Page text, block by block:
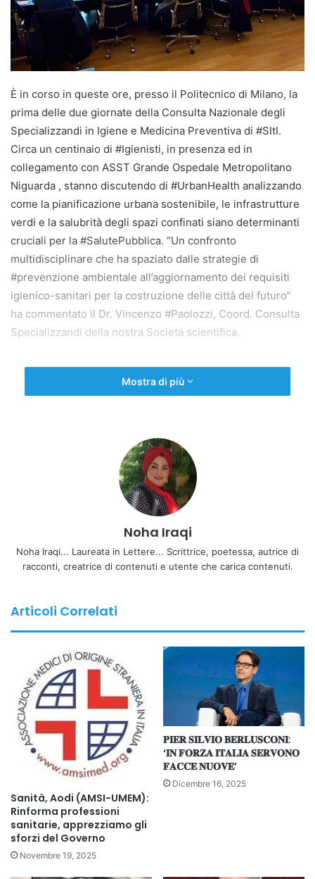
È in corso in queste ore, presso il Politecnico di Milano, la
prima delle due giornate della Consulta Nazionale degli
Specializzandi in Igiene e Medicina Preventiva di #SItI.
Circa un centinaio di #Igienisti, in presenza ed in
collegamento con ASST Grande Ospedale Metropolitano
Niguarda , stanno discutendo di #UrbanHealth analizzando
come la pianificazione urbana sostenibile, le infrastrutture
verdi e la salubrità degli spazi confinati siano determinanti
cruciali per la #SalutePubblica. “Un confronto
multidisciplinare che ha spaziato dalle strategie di
#prevenzione ambientale all’aggiornamento dei requisiti
igienico-sanitari per la costruzione delle città del futuro”
ha commentato il Dr. Vincenzo #Paolozzi, Coord. Consulta
Specializzandi della nostra Società scientifica.
Mostra di più
Noha Iraqi
Noha Iraqi... Laureata in Lettere... Scrittrice, poetessa, autrice di
racconti, creatrice di contenuti e utente che carica contenuti.
Articoli Correlati
Sanità, Aodi (AMSI-UMEM):
Rinforma professioni
sanitarie, apprezziamo gli
sforzi del Governo
Novembre 19, 2025
𝐏𝐈𝐄𝐑 𝐒𝐈𝐋𝐕𝐈𝐎 𝐁𝐄𝐑𝐋𝐔𝐒𝐂𝐎𝐍𝐈:
‘𝐈𝐍 𝐅𝐎𝐑𝐙𝐀 𝐈𝐓𝐀𝐋𝐈𝐀 𝐒𝐄𝐑𝐕𝐎𝐍𝐎
𝐅𝐀𝐂𝐂𝐄 𝐍𝐔𝐎𝐕𝐄’
Dicembre 16, 2025